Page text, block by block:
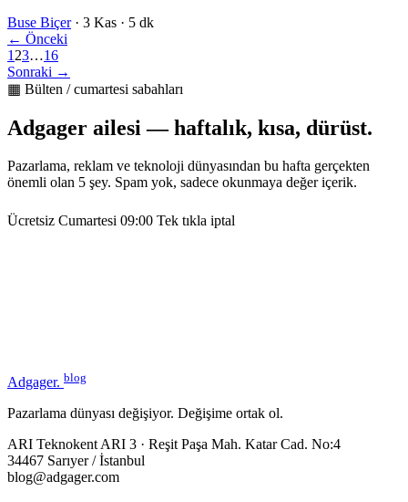
Buse Biçer · 3 Kas · 5 dk
← Önceki
1 23…16
Sonraki →
▦ Bülten / cumartesi sabahları
Adgager ailesi — haftalık, kısa, dürüst.
Pazarlama, reklam ve teknoloji dünyasından bu hafta gerçekten
önemli olan 5 şey. Spam yok, sadece okunmaya değer içerik.
Ücretsiz Cumartesi 09:00 Tek tıkla iptal
Adgager. blog
Pazarlama dünyası değişiyor. Değişime ortak ol.
ARI Teknokent ARI 3 · Reşit Paşa Mah. Katar Cad. No:4
34467 Sarıyer / İstanbul
blog@adgager.com